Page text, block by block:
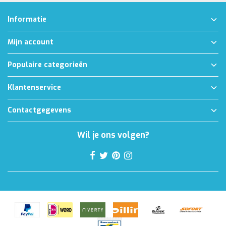
Informatie
Mijn account
Populaire categorieën
Klantenservice
Contactgegevens
Wil je ons volgen?